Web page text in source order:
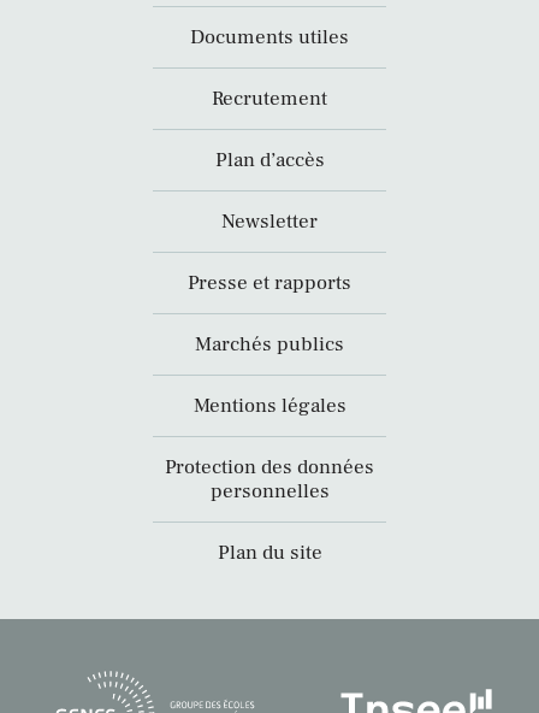
Documents utiles
Recrutement
Plan d’accès
Newsletter
Presse et rapports
Marchés publics
Mentions légales
Protection des données
personnelles
Plan du site